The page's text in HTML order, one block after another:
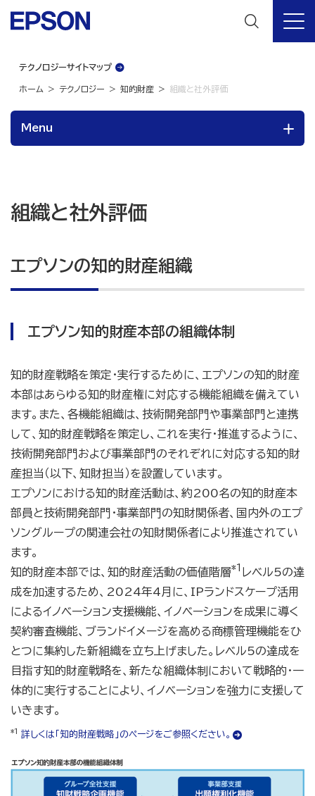
テクノロジーサイトマップ
ホーム テクノロジー 知的財産 組織と社外評価
Menu
組織と社外評価
エプソンの知的財産組織
エプソン知的財産本部の組織体制
知的財産戦略を策定・実行するために、エプソンの知的財産
本部はあらゆる知的財産権に対応する機能組織を備えてい
ます。また、各機能組織は、技術開発部門や事業部門と連携
して、知的財産戦略を策定し、これを実行・推進するように、
技術開発部門および事業部門のそれぞれに対応する知的財
産担当（以下、知財担当）を設置しています。
エプソンにおける知的財産活動は、約200名の知的財産本
部員と技術開発部門・事業部門の知財関係者、国内外のエプ
ソングループの関連会社の知財関係者により推進されてい
ます。
知的財産本部では、知的財産活動の価値階層*1
レベル5の達
成を加速するため、2024年4月に、IPランドスケープ活用
によるイノベーション支援機能、イノベーションを成果に導く
契約審査機能、ブランドイメージを高める商標管理機能をひ
とつに集約した新組織を立ち上げました。レベル5の達成を
目指す知的財産戦略を、新たな組織体制において戦略的・一
体的に実行することにより、イノベーションを強力に支援して
いきます。
*1 詳しくは「知的財産戦略」のページをご参照ください。